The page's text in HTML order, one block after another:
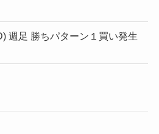
週足 勝ちパターン１買い発生